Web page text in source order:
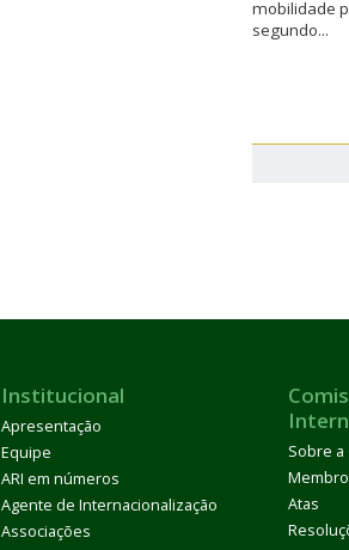
mobilidade
segundo...
Institucional
Apresentação
Equipe
ARI em números
Agente de Internacionalização
Associações
Sobre a
Atas